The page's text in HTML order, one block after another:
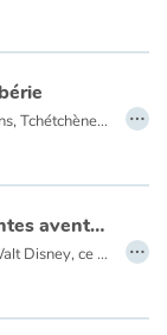
Au cœur de la Sibérie, Dmitri 16 ans, Tchétchène, est prisonnier dans un goulag. Son seul espoir : s’échapper pour retrouver son pays natal, une amie d’enfance, et de la poudre d’or laissée par son père. Avec Alexeï, ils vont mettre leur projet à exécution. C’est la traque, la peur, et la lutte de chaque instant pour survivre dans les immenses forêts d’Asie centrale au milieu des chiens sauvages. En prenant modèle sur eux et sur leur chef Zarko, ils vont trouver le courage de se battre et de vivre des moments terribles pour tenter de rejoindre leur pays et la liberté. …
Pinocchio, ou les mirobolantes aventures d'un pantin
Loin de la célèbre adaptation de Walt Disney, ce livre propose la version originelle du conte paru en feuilleton dès 1881. Aussi burlesque qu’émouvant, aussi fantastique que poétique, le livre est aussi un bijou littéraire encore méconnu en France. …